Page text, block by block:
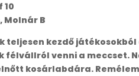
10
Molnár B
teljesen kezdő
venni a meccset.
kosárlabdára.